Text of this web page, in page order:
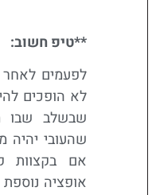
**טיפ חשוב:
לא הופכים
שבשלב שבו
שהעובי יהיה
אם בקצוות
אופציה